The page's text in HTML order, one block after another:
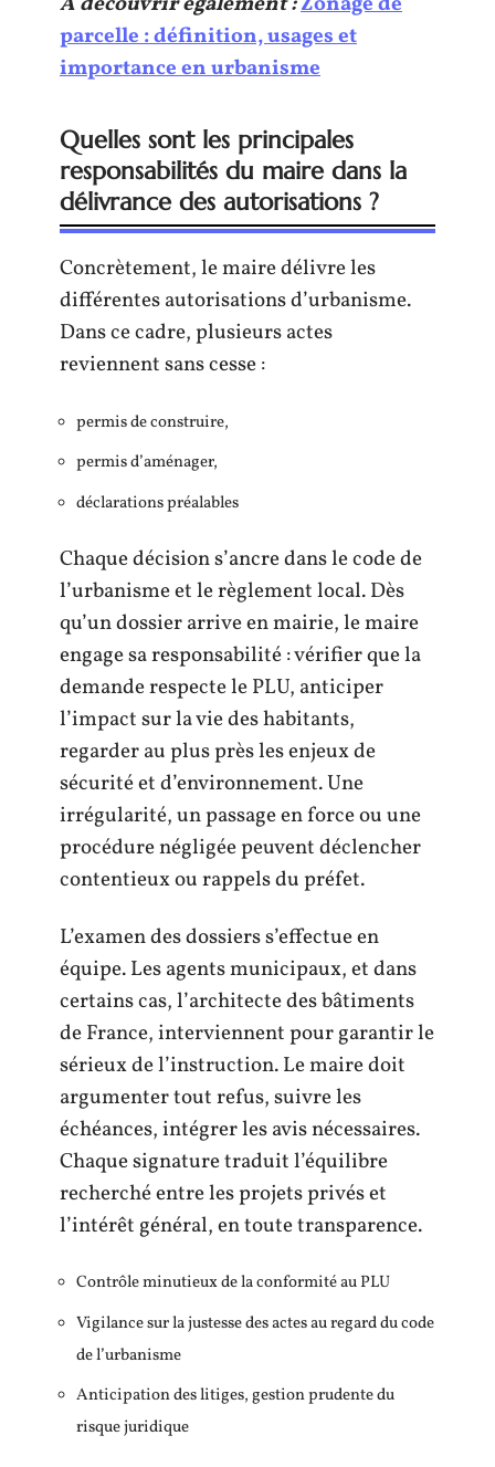
parcelle : définition, usages et
importance en urbanisme
Quelles sont les principales
responsabilités du maire dans la
délivrance des autorisations ?
Concrètement, le maire délivre les
différentes autorisations d’urbanisme.
Dans ce cadre, plusieurs actes
reviennent sans cesse :
permis de construire,
permis d’aménager,
déclarations préalables
Chaque décision s’ancre dans le code de
l’urbanisme et le règlement local. Dès
qu’un dossier arrive en mairie, le maire
engage sa responsabilité : vérifier que la
demande respecte le PLU, anticiper
l’impact sur la vie des habitants,
regarder au plus près les enjeux de
sécurité et d’environnement. Une
irrégularité, un passage en force ou une
procédure négligée peuvent déclencher
contentieux ou rappels du préfet.
L’examen des dossiers s’effectue en
équipe. Les agents municipaux, et dans
certains cas, l’architecte des bâtiments
de France, interviennent pour garantir le
sérieux de l’instruction. Le maire doit
argumenter tout refus, suivre les
échéances, intégrer les avis nécessaires.
Chaque signature traduit l’équilibre
recherché entre les projets privés et
l’intérêt général, en toute transparence.
Contrôle minutieux de la conformité au PLU
Vigilance sur la justesse des actes au regard du code
de l’urbanisme
Anticipation des litiges, gestion prudente du
risque juridique